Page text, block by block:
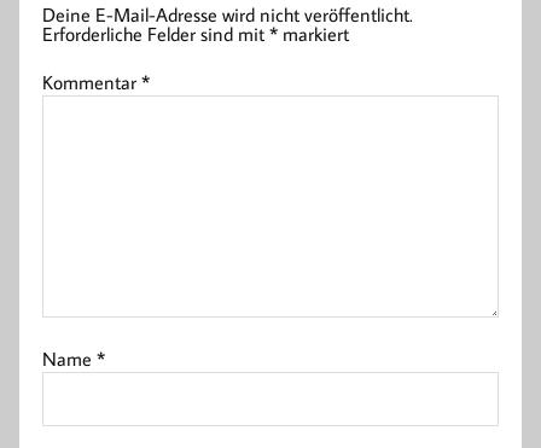
Deine E-Mail-Adresse wird nicht veröffentlicht.
Erforderliche Felder sind mit* markiert
Kommentar*
Name*